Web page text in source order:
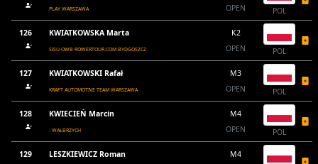
PLAY WARSZAWA
OPEN
POL
126 KWIATKOWSKA Marta
SISU-OWB ROWERTOUR.COM BYDGOSZCZ
K2
OPEN
POL
127 KWIATKOWSKI Rafał
KRAFT AUTOMOTIVE TEAM WARSZAWA
M3
OPEN
POL
128 KWIECIEŃ Marcin
- WAŁBRZYCH
M4
OPEN
POL
129 LESZKIEWICZ Roman
M4